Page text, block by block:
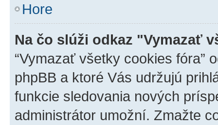
Hore
Na čo slúži odkaz "Vymazať
“Vymazať všetky cookies fóra”
phpBB a ktoré Vás udržujú
funkcie sledovania nových
administrátor umožní. Zmažte